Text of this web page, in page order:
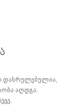
დასრულებულია,
აღდგა.